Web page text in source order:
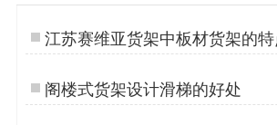
江苏赛维亚货架中板材货架的特
阁楼式货架设计滑梯的好处